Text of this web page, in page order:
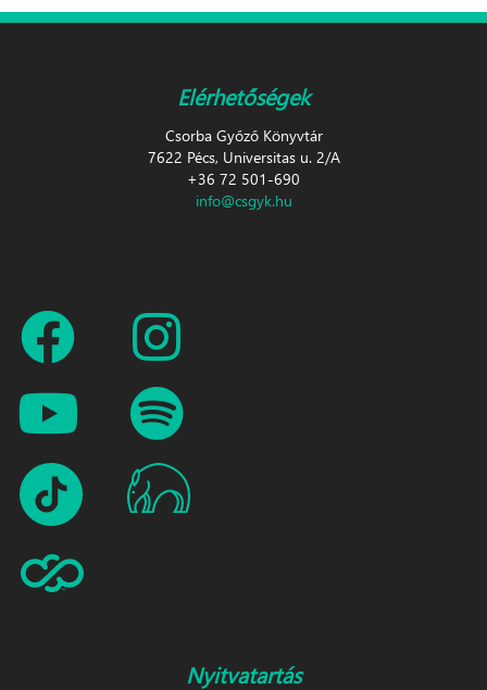
Elérhetőségek
Csorba Győző Könyvtár
7622 Pécs, Universitas u. 2/A
+36 72 501-690
info@csgyk.hu
Nyitvatartás